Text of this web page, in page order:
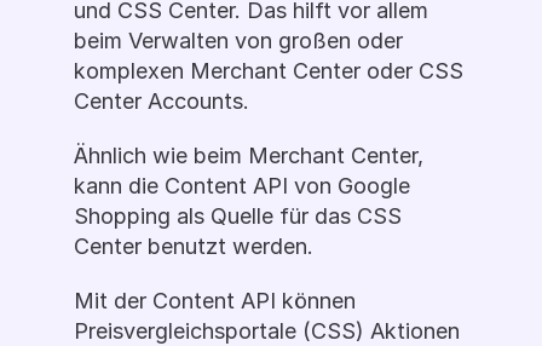
und CSS Center. Das hilft vor allem
beim Verwalten von großen oder
komplexen Merchant Center oder CSS
Center Accounts.
Ähnlich wie beim Merchant Center,
kann die Content API von Google
Shopping als Quelle für das CSS
Center benutzt werden.
Mit der Content API können
Preisvergleichsportale (CSS) Aktionen